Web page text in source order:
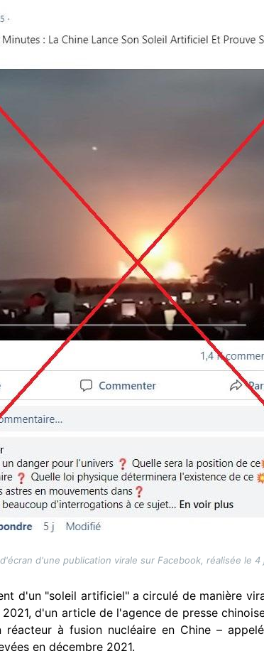
d'une publication virale sur Facebook, réalisée le
d'un "soleil artificiel" a circulé de manière
d'un article de l'agence de presse
à fusion nucléaire en Chine –
en décembre 2021.